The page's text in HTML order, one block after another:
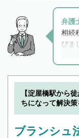
弁護
相続
びま
と
解決
でき
で
で複
【淀屋橋駅から
ちになって解決
ブランシュ